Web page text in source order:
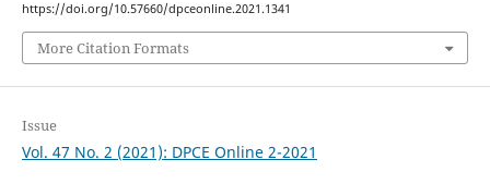
https://doi.org/10.57660/dpceonline.2021.1341
More Citation Formats
Issue
Vol. 47 No. 2 (2021): DPCE Online 2-2021